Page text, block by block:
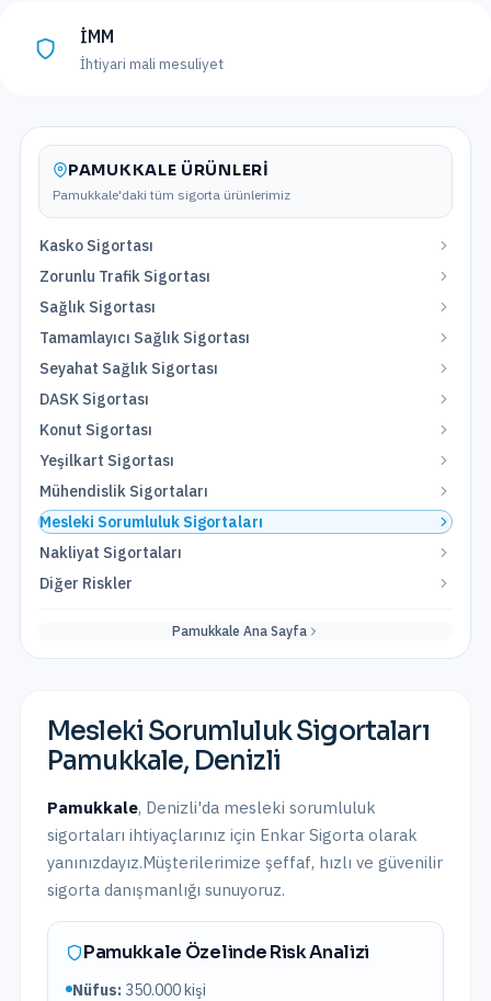
İMM
İhtiyari mali mesuliyet
PAMUKKALE ÜRÜNLERI
Pamukkale'daki tüm sigorta ürünlerimiz
Kasko Sigortası
Zorunlu Trafik Sigortası
Sağlık Sigortası
Tamamlayıcı Sağlık Sigortası
Seyahat Sağlık Sigortası
DASK Sigortası
Konut Sigortası
Yeşilkart Sigortası
Mühendislik Sigortaları
Mesleki Sorumluluk Sigortaları
Nakliyat Sigortaları
Diğer Riskler
Pamukkale Ana Sayfa
Mesleki Sorumluluk Sigortaları
Pamukkale, Denizli
Pamukkale, Denizli'da mesleki sorumluluk
sigortaları ihtiyaçlarınız için Enkar Sigorta olarak
yanınızdayız.Müşterilerimize şeffaf, hızlı ve güvenilir
sigorta danışmanlığı sunuyoruz.
Pamukkale Özelinde Risk Analizi
Nüfus: 350.000kişi